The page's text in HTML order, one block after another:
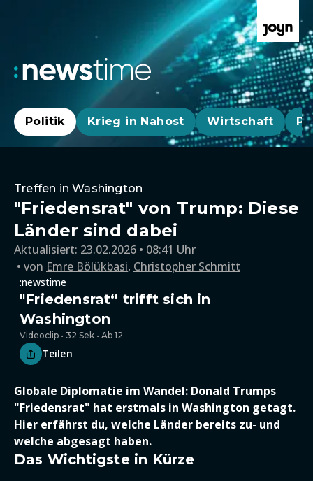
Politik Krieg in Nahost Wirtschaft
Treffen in Washington
"Friedensrat" von Trump: Diese
Länder sind dabei
Aktualisiert: 23.02.2026 • 08:41 Uhr
von Emre Bölükbasi, Christopher Schmitt
:newstime
"Friedensrat“ trifft sich in
Washington
Videoclip • 32 Sek • Ab 12
Teilen
Globale Diplomatie im Wandel: Donald Trumps
"Friedensrat" hat erstmals in Washington getagt.
Hier erfährst du, welche Länder bereits zu- und
welche abgesagt haben.
Das Wichtigste in Kürze